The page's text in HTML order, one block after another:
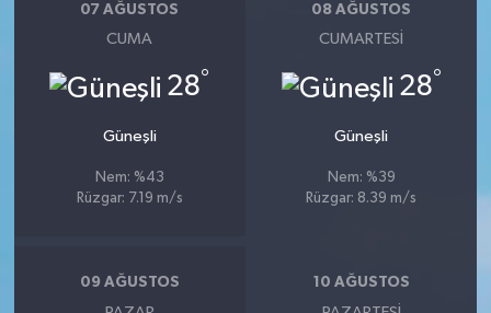
07 AĞUSTOS
CUMA
28°
Güneşli
Nem: %43
Rüzgar: 7.19 m/s
08 AĞUSTOS
CUMARTESI
28°
Güneşli
Nem: %39
Rüzgar: 8.39 m/s
09 AĞUSTOS 10 AĞUSTOS